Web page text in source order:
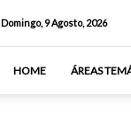
Domingo, 9 Agosto, 2026
HOME ÁREAS